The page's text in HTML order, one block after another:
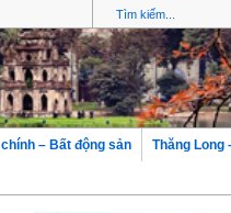
– Bất động sản Thăng Long